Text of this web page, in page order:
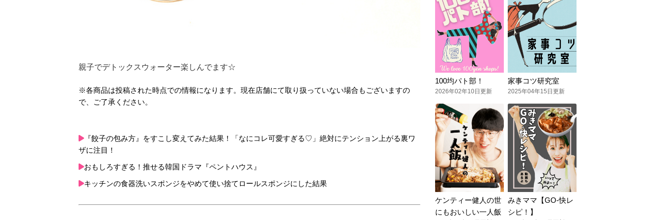
親子でデトックスウォーター楽しんでます☆
※各商品は投稿された時点での情報になります。現在店舗にて取り扱っていない場合もございますの
で、ご了承ください。
『餃子の包み方』をすこし変えてみた結果！「なにコレ可愛すぎる♡」絶対にテンション上がる裏ワ
ザに注目！
おもしろすぎる！推せる韓国ドラマ『ペントハウス』
キッチンの食器洗いスポンジをやめて使い捨てロールスポンジにした結果
100均パト部！
2026年02年10日更新
家事コツ研究室
2025年04年15日更新
ケンティー健人の世
にもおいしい一人飯
みきママ【GO-快レ
シピ！】